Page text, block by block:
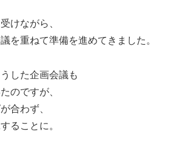
けながら、
を重ねて準備を進めてきました。
した企画会議も
のですが、
合わず、
ることに。